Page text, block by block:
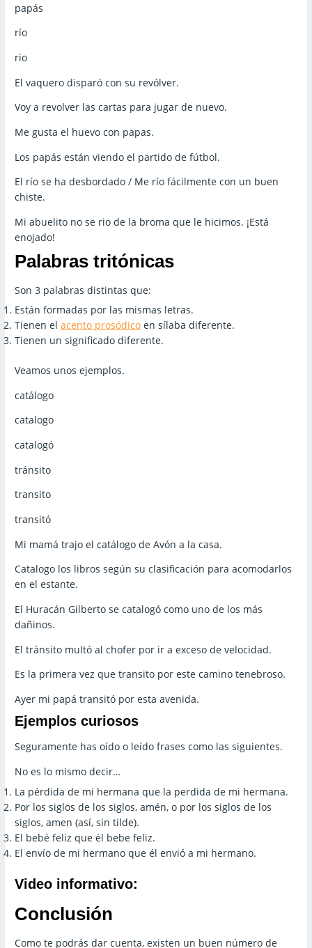
papás
río
rio
El vaquero disparó con su revólver.
Voy a revolver las cartas para jugar de nuevo.
Me gusta el huevo con papas.
Los papás están viendo el partido de fútbol.
El río se ha desbordado / Me río fácilmente con un buen
chiste.
Mi abuelito no se rio de la broma que le hicimos. ¡Está
enojado!
Palabrastritónicas
Son 3 palabras distintas que:
Están formadas por las mismas letras.
Tienen elacento prosódico en sílaba diferente.
Tienen un significado diferente.
Veamos unos ejemplos.
catálogo
catalogo
catalogó
tránsito
transito
transitó
Mi mamá trajo el catálogo de Avón a la casa.
Catalogo los libros según su clasificación para acomodarlos
en el estante.
El Huracán Gilberto se catalogó como uno de los más
dañinos.
El tránsito multó al chofer por ir a exceso de velocidad.
Es la primera vez que transito por este camino tenebroso.
Ayer mi papá transitó por esta avenida.
Ejemplos curiosos
Seguramente has oído o leído frases como las siguientes.
No es lo mismo decir…
La pérdida de mi hermana que la perdida de mi hermana.
Por los siglos de los siglos, amén, o por los siglos de los
siglos, amen (así, sin tilde).
El bebé feliz que él bebe feliz.
El envío de mi hermano que él envió a mi hermano.
Video informativo:
Conclusión
Como te podrás dar cuenta, existen un buen número de